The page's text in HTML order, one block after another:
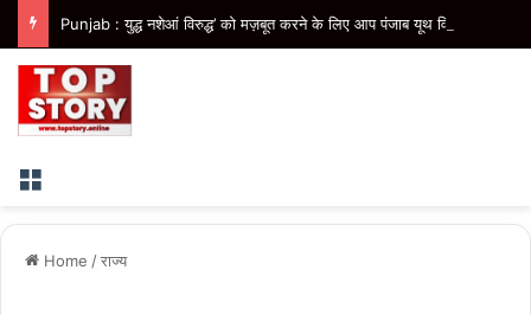
Menu
Home /राज्य